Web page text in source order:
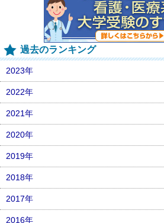
過去のランキング
2023年
2022年
2021年
2020年
2019年
2018年
2017年
2016年